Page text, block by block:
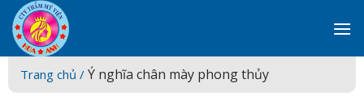
Skip
to
content
Trang chủ / Ý nghĩa chân mày phong thủy